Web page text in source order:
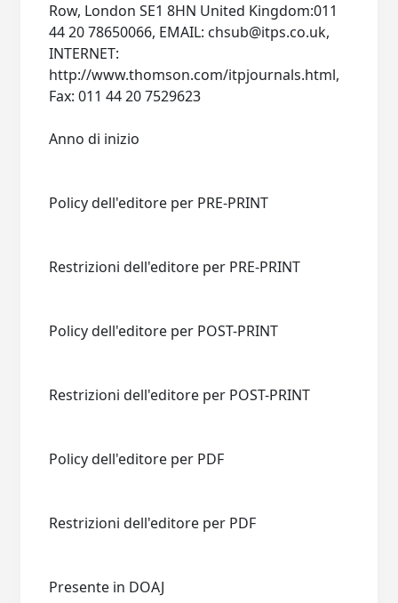
Row, London SE1 8HN United Kingdom:011
44 20 78650066, EMAIL: chsub@itps.co.uk,
INTERNET:
http://www.thomson.com/itpjournals.html,
Anno di inizio
Policy dell'editore per PRE-PRINT
Restrizioni dell'editore per PRE-PRINT
Policy dell'editore per POST-PRINT
Restrizioni dell'editore per POST-PRINT
Policy dell'editore per PDF
Restrizioni dell'editore per PDF
Presente in DOAJ